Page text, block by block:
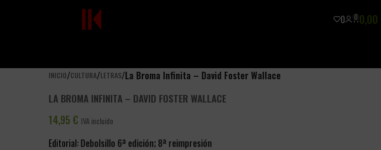
0 0 0,00
INICIO/CULTURA/LETRAS/La Broma Infinita – David Foster Wallace
LA BROMA INFINITA – DAVID FOSTER WALLACE
14,95 € IVA incluido
Editorial:Debolsillo 6ª edición; 8ª reimpresión